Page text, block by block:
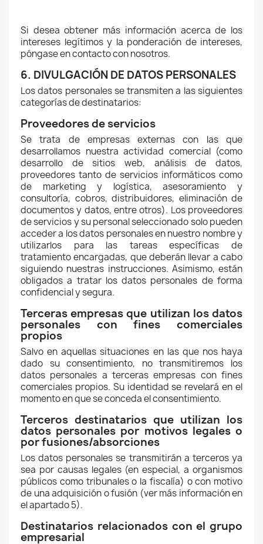
Si desea obtener más información acerca de los
intereses legítimos y la ponderación de intereses,
póngase en contacto con nosotros.
6. DIVULGACIÓN DE DATOS PERSONALES
Los datos personales se transmiten a las siguientes
categorías de destinatarios:
Proveedores de servicios
Se trata de empresas externas con las que
desarrollamos nuestra actividad comercial (como
desarrollo de sitios web, análisis de datos,
proveedores tanto de servicios informáticos como
de marketing y logística, asesoramiento y
consultoría, cobros, distribuidores, eliminación de
documentos y datos, entre otros). Los proveedores
de servicios y su personal seleccionado solo pueden
acceder a los datos personales en nuestro nombre y
utilizarlos para las tareas específicas de
tratamiento encargadas, que deberán llevar a cabo
siguiendo nuestras instrucciones. Asimismo, están
obligados a tratar los datos personales de forma
confidencial y segura.
Terceras empresas que utilizan los datos
personales con fines comerciales
propios
Salvo en aquellas situaciones en las que nos haya
dado su consentimiento, no transmitiremos los
datos personales a terceras empresas con fines
comerciales propios. Su identidad se revelará en el
momento en que se conceda el consentimiento.
Terceros destinatarios que utilizan los
datos personales por motivos legales o
por fusiones/absorciones
Los datos personales se transmitirán a terceros ya
sea por causas legales (en especial, a organismos
públicos como tribunales o la fiscalía) o con motivo
de una adquisición o fusión (ver más información en
el apartado 5).
Destinatarios relacionados con el grupo
empresarial